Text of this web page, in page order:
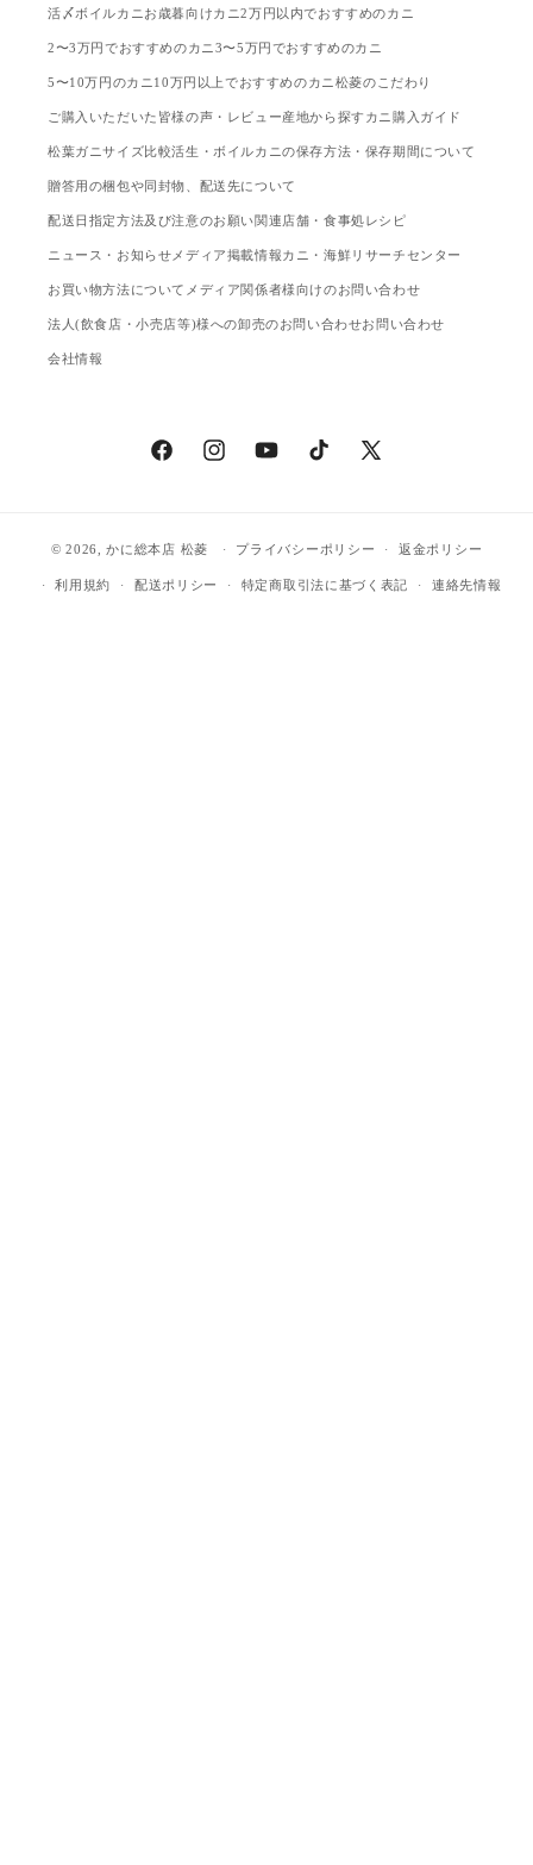
活〆ボイルカニ お歳暮向けカニ2万円以内でおすすめのカニ
2〜3万円でおすすめのカニ 3〜5万円でおすすめのカニ
5〜10万円のカニ 10万円以上でおすすめのカニ 松菱のこだわり
ご購入いただいた皆様の声・レビュー産地から探すカニ購入ガイド
松葉ガニサイズ比較活生・ボイルカニの保存方法・保存期間について
贈答用の梱包や同封物、配送先について
配送日指定方法及び注意のお願い関連店舗・食事処レシピ
ニュース・お知らせ メディア掲載情報カニ・海鮮リサーチセンター
お買い物方法について メディア関係者様向けのお問い合わせ
法人(飲食店・小売店等)様への卸売のお問い合わせお問い合わせ
会社情報
FacebookInstagramYouTubeTikTok
X
© 2026,かに総本店 松菱 プライバシーポリシー 返金ポリシー
利用規約 配送ポリシー 特定商取引法に基づく表記 連絡先情報